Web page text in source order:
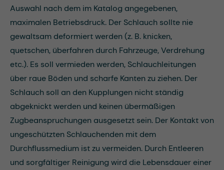
Auswahl nach dem im Katalog angegebenen,
maximalen Betriebsdruck. Der Schlauch sollte nie
gewaltsam deformiert werden (z. B. knicken,
quetschen, überfahren durch Fahrzeuge, Verdrehung
etc.). Es soll vermieden werden, Schlauchleitungen
über raue Böden und scharfe Kanten zu ziehen. Der
Schlauch soll an den Kupplungen nicht ständig
abgeknickt werden und keinen übermäßigen
Zugbeanspruchungen ausgesetzt sein. Der Kontakt von
ungeschützten Schlauchenden mit dem
Durchflussmedium ist zu vermeiden. Durch Entleeren
und sorgfältiger Reinigung wird die Lebensdauer einer